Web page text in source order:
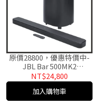
原價28800，優惠特價中-
JBL Bar 500MK2
Soundbar 5.1聲道家庭劇
院喇叭.台灣公司貨
NT$24,800
加入購物車